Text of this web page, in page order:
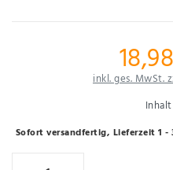
inkl. ges. MwSt.
Inhalt
Sofort versandfertig, Lieferzeit 1